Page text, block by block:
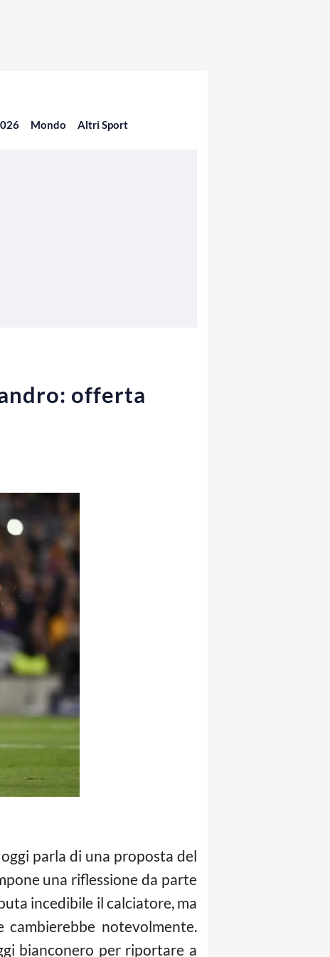
Mondo Altri Sport
offerta
parla di una proposta del
una riflessione da parte
incedibile il calciatore, ma
cambierebbe notevolmente.
bianconero per riportare a